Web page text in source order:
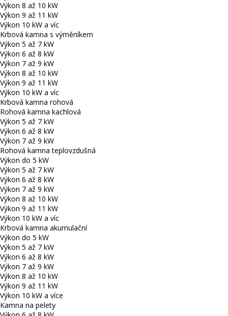
Výkon 8 až 10 kW
Výkon 9 až 11 kW
Výkon 10 kW a víc
Krbová kamna s výměníkem
Výkon 5 až 7 kW
Výkon 6 až 8 kW
Výkon 7 až 9 kW
Výkon 8 až 10 kW
Výkon 9 až 11 kW
Výkon 10 kW a víc
Krbová kamna rohová
Rohová kamna kachlová
Výkon 5 až 7 kW
Výkon 6 až 8 kW
Výkon 7 až 9 kW
Rohová kamna teplovzdušná
Výkon do 5 kW
Výkon 5 až 7 kW
Výkon 6 až 8 kW
Výkon 7 až 9 kW
Výkon 8 až 10 kW
Výkon 9 až 11 kW
Výkon 10 kW a víc
Krbová kamna akumulační
Výkon do 5 kW
Výkon 5 až 7 kW
Výkon 6 až 8 kW
Výkon 7 až 9 kW
Výkon 8 až 10 kW
Výkon 9 až 11 kW
Výkon 10 kW a více
Kamna na pelety